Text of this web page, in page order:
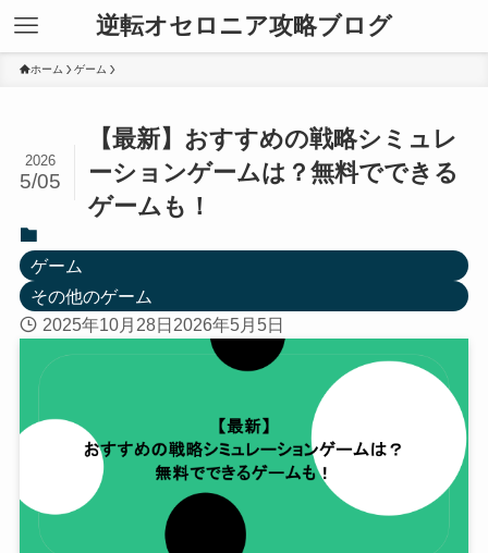
逆転オセロニア攻略ブログ
ホーム ゲーム
【最新】おすすめの戦略シミュレ
ーションゲームは？無料でできる
ゲームも！
2026
5/05
ゲーム
その他のゲーム
2025年10月28日 2026年5月5日